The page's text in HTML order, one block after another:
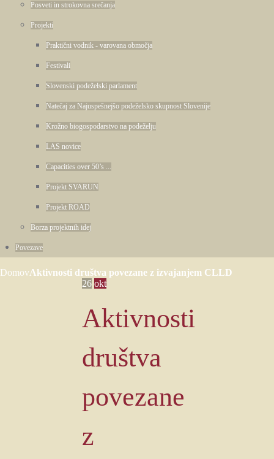
Posveti in strokovna srečanja
Projekti
Praktični vodnik - varovana območja
Festivali
Slovenski podeželski parlament
Natečaj za Najuspešnejšo podeželsko skupnost Slovenije
Krožno biogospodarstvo na podeželju
LAS novice
Capacities over 50’s ...
Projekt SVARUN
Projekt ROAD
Borza projektnih idej
Povezave
DomovAktivnosti društva povezane z izvajanjem CLLD
26 okt
Aktivnosti
društva
povezane
z